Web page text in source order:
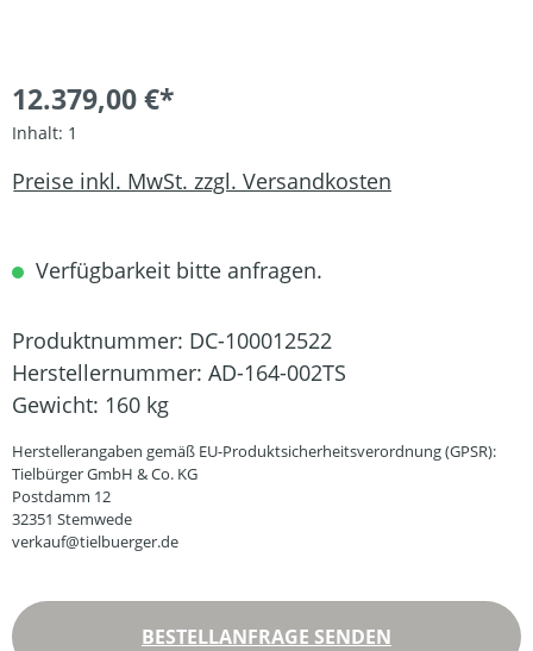
12.379,00 €*
Inhalt: 1
Preise inkl. MwSt. zzgl. Versandkosten
Verfügbarkeit bitte anfragen.
Produktnummer: DC-100012522
Herstellernummer: AD-164-002TS
Gewicht: 160 kg
Herstellerangaben gemäß EU-Produktsicherheitsverordnung (GPSR):
Tielbürger GmbH & Co. KG
Postdamm 12
32351 Stemwede
verkauf@tielbuerger.de
BESTELLANFRAGE SENDEN